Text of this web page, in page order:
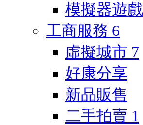
模擬器遊戲
工商服務 6
虛擬城市 7
好康分享
新品販售
二手拍賣 1